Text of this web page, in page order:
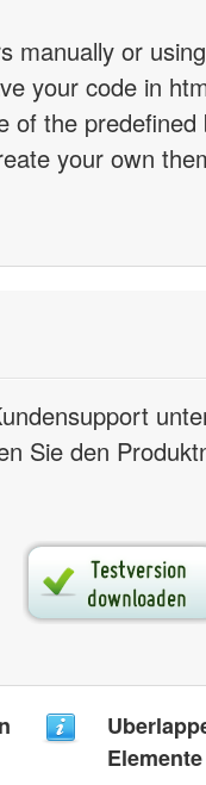
manually or
your code in
of the predefined
your own
Sie den